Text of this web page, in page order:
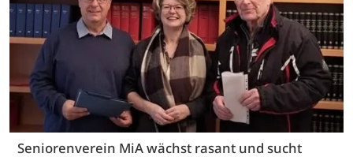
Seniorenverein MiA wächst rasant und sucht